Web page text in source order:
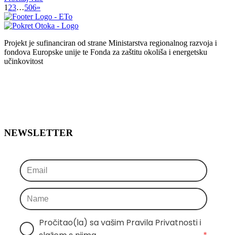
123…506»
Projekt je sufinanciran od strane Ministarstva regionalnog razvoja i
fondova Europske unije te Fonda za zaštitu okoliša i energetsku
učinkovitost
NEWSLETTER
Pročitao(la) sa vašim Pravila Privatnosti i